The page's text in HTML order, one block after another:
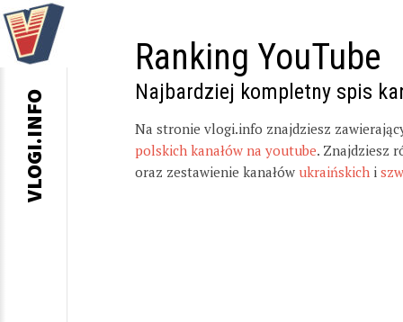
Ranking YouTube
Najbardziej kompletny spis
Na stronie vlogi.info znajdziesz
polskich kanałów na youtube. Znajdziesz
oraz zestawienie kanałów ukraińskich i
VLOGI.INFO